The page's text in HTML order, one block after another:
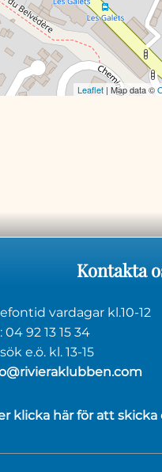
Leaflet | Map data ©
Kontakta
vardagar kl.10-12
04 92 13 15 34
e.ö. kl. 13-15
klicka här för att